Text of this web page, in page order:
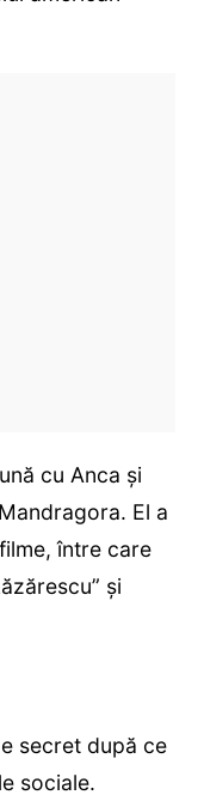
cu Anca și
El a
între care
și
secret după ce
sociale.